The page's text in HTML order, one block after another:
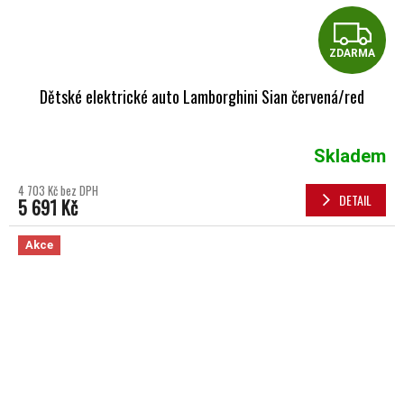
ZDARMA
Dětské elektrické auto Lamborghini Sian červená/red
Skladem
4 703 Kč bez DPH
5 691 Kč DETAIL
Akce